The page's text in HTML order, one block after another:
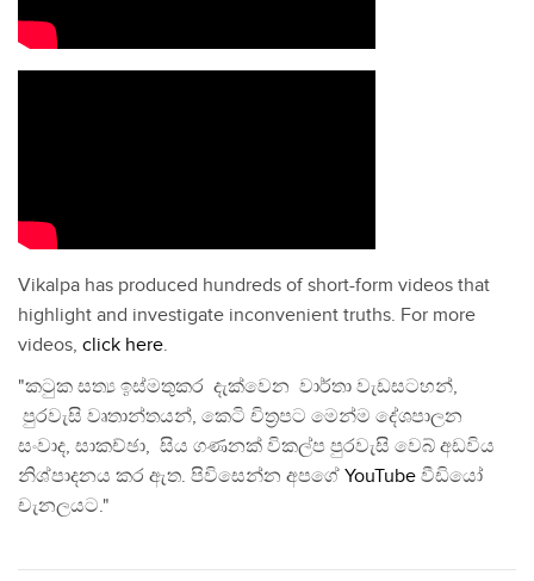
Vikalpa has produced hundreds of short-form videos that
highlight and investigate inconvenient truths. For more
videos, click here.
"කටුක සත්‍ය ඉස්මතුකර දැක්වෙන වාර්තා වැඩසටහන්,
පුරවැසි වෘතාන්තයන්, කෙටි චිත්‍රපට මෙන්ම දේශපාලන
සංවාද, සාකච්ඡා, සිය ගණනක් විකල්ප පුරවැසි වෙබ් අඩවිය
නිශ්පාදනය කර ඇත. පිවිසෙන්න අපගේ YouTube වීඩියෝ
චැනලයට."